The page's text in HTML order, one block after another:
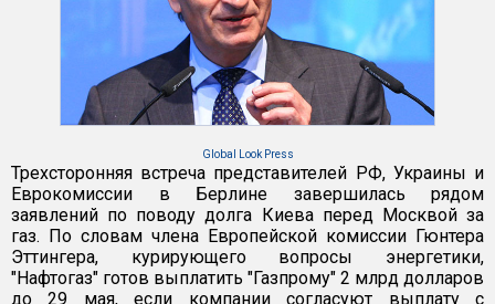
Global Look Press
Трехсторонняя встреча представителей РФ, Украины и
Еврокомиссии в Берлине завершилась рядом
заявлений по поводу долга Киева перед Москвой за
газ. По словам члена Европейской комиссии Гюнтера
Эттингера, курирующего вопросы энергетики,
"Нафтогаз" готов выплатить "Газпрому" 2 млрд долларов
до 29 мая, если компании согласуют выплату с